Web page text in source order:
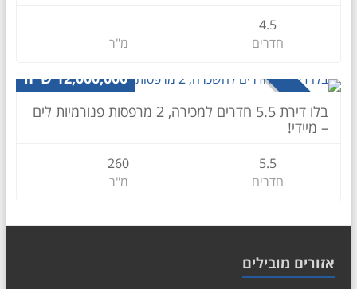
4.5
חדרים
מ"ר
למכירה
12,000,000 ש"ח
בלו דירת 5.5 חדרים למכירה, 2 מרפסות פנורמיות לים
– מיידי!
5.5
חדרים
260
מ"ר
אזורים מובילים